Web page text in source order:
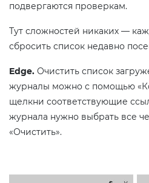
подвергаются проверкам.
Тут сложностей никаких —
сбросить список недавно
Edge. Очистить список
журналы можно с помощью
щелкни соответствующие
журнала нужно выбрать все
«Очистить».